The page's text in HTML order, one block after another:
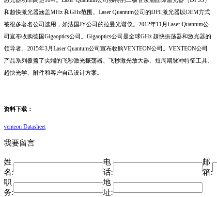
和超快激光器涵盖MHz 和GHz范围。Laser Quantum公司的DPL激光器以OEM方式
被很多著名公司选用，如法国JY公司的拉曼光谱仪。2012年11月Laser Quantum公
司宣布收购德国Gigaoptics公司。Gigaoptics公司是全球GHz 超快振荡器和激光器的
领导者。2015年3月Laser Quantum公司宣布收购VENTEON公司。VENTEON公司
产品系列覆盖了尖端的飞秒激光振荡器、飞秒激光放大器、短周期脉冲特征工具、
超快光学、附件和客户自己设计方案。
资料下载：
venteon Datasheet
我要留言
姓
名:
电
话:
邮
箱:
职
务:
地
址: